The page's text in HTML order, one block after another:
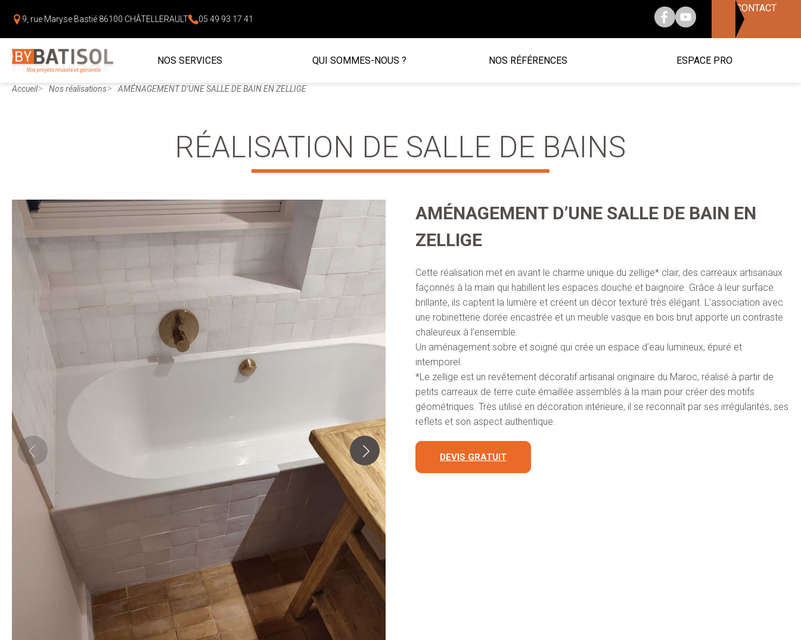
9, rue Maryse Bastié 86100 CHÂTELLERAULT 05 49 93 17 41
CONTACT
NOS SERVICES QUI SOMMES-NOUS ? NOS RÉFÉRENCES ESPACE PRO
Accueil Nos réalisations AMÉNAGEMENT D’UNE SALLE DE BAIN EN ZELLIGE
RÉALISATION DE SALLE DE BAINS
AMÉNAGEMENT D’UNE SALLE DE BAIN EN
ZELLIGE
Cette réalisation met en avant le charme unique du zellige* clair, des carreaux artisanaux
façonnés à la main qui habillent les espaces douche et baignoire. Grâce à leur surface
brillante, ils captent la lumière et créent un décor texturé très élégant. L’association avec
une robinetterie dorée encastrée et un meuble vasque en bois brut apporte un contraste
chaleureux à l’ensemble.
Un aménagement sobre et soigné qui crée un espace d’eau lumineux, épuré et
intemporel.
*Le zellige est un revêtement décoratif artisanal originaire du Maroc, réalisé à partir de
petits carreaux de terre cuite émaillée assemblés à la main pour créer des motifs
géométriques. Très utilisé en décoration intérieure, il se reconnaît par ses irrégularités, ses
reflets et son aspect authentique.
DEVIS GRATUIT